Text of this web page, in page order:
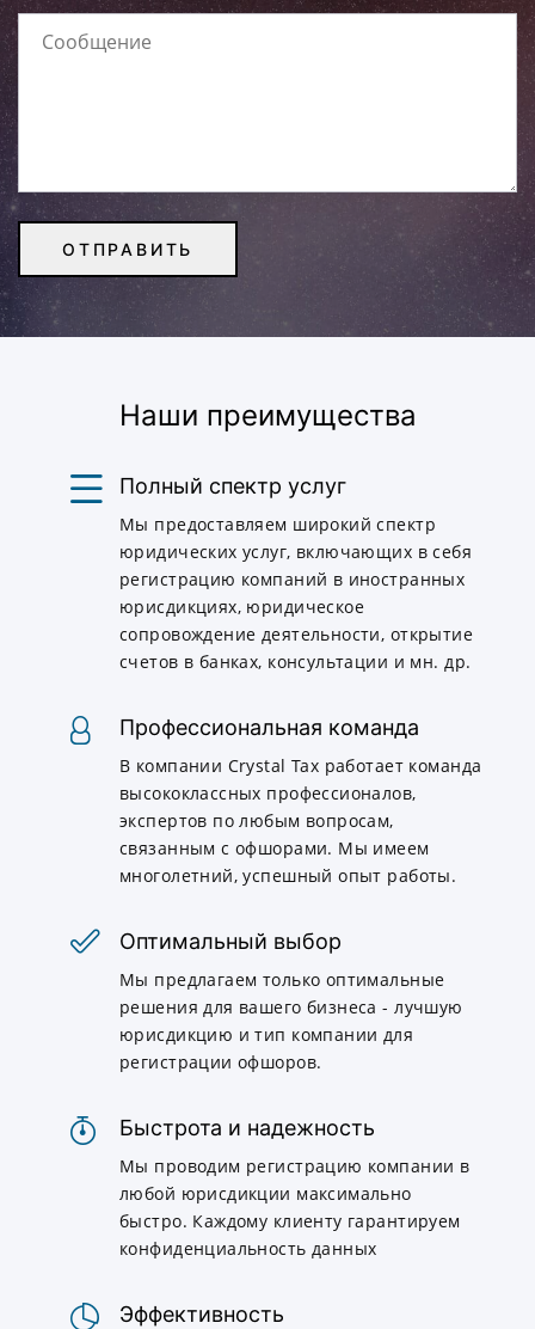
Наши преимущества
Полный спектр услуг
Мы предоставляем широкий спектр
юридических услуг, включающих в себя
регистрацию компаний в иностранных
юрисдикциях, юридическое
сопровождение деятельности, открытие
счетов в банках, консультации и мн. др.
Профессиональная команда
В компании Crystal Tax работает команда
высококлассных профессионалов,
экспертов по любым вопросам,
связанным с офшорами. Мы имеем
многолетний, успешный опыт работы.
Оптимальный выбор
Мы предлагаем только оптимальные
решения для вашего бизнеса - лучшую
юрисдикцию и тип компании для
регистрации офшоров.
Быстрота и надежность
Мы проводим регистрацию компании в
любой юрисдикции максимально
быстро. Каждому клиенту гарантируем
конфиденциальность данных
Эффективность